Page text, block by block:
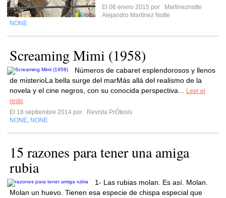
El 06 enero 2015 por
Martineznotte
Alejandro Martínez Notte
NONE
Screaming Mimi (1958)
Números de cabaret esplendorosos y llenos
de misterioLa bella surge del marMás allá del realismo de la
novela y el cine negros, con su conocida perspectiva...
Leer el
resto
El 18 septiembre 2014 por
Revista PrÓtesis
NONE NONE
15 razones para tener una amiga
rubia
1- Las rubias molan. Es así. Molan.
Molan un huevo. Tienen esa especie de chispa especial que